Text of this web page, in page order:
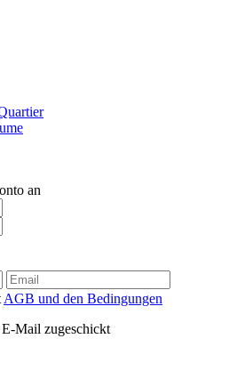
an
AGB und den Bedingungen
Mail zugeschickt